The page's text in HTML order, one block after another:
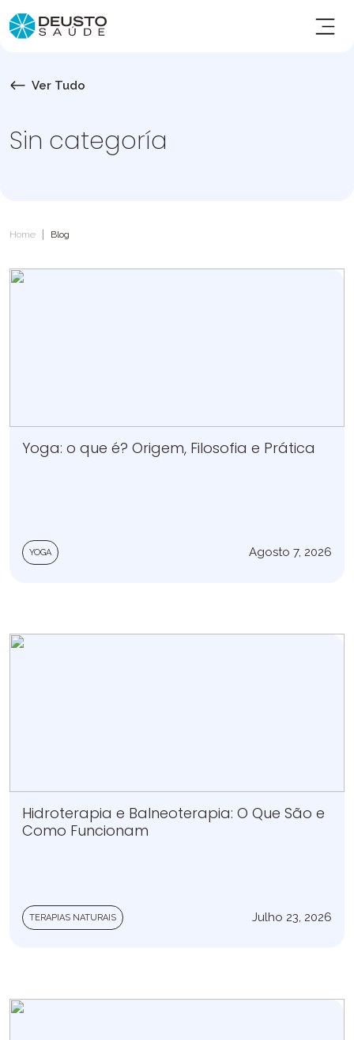
Ver Tudo
Sin categoría
Home | Blog
Yoga: o que é? Origem, Filosofia e Prática
YOGA Agosto 7, 2026
Hidroterapia e Balneoterapia: O Que São e
Como Funcionam
TERAPIAS NATURAIS Julho 23, 2026